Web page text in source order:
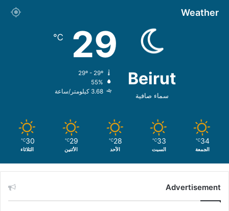
Weather
Beirut
سماء صافية
29
℃
55%
3.68 كيلومتر/ساعة
34
℃
الجمعة
33
℃
السبت
28
℃
الأحد
29
℃
الأثنين
30
℃
الثلاثاء
Advertisement